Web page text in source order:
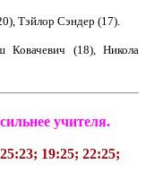
Тэйлор Сэндер (17).
Ковачевич (18), Никола
учителя.
19:25; 22:25;